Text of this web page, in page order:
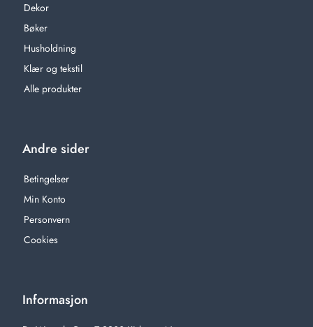
Dekor
Bøker
Husholdning
Klær og tekstil
Alle produkter
Andre sider
Betingelser
Min Konto
Personvern
Cookies
Informasjon